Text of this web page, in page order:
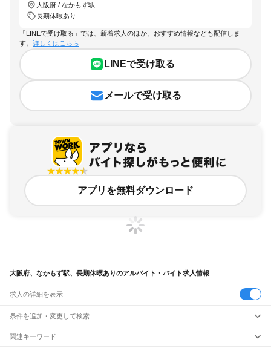
大阪府 / なかもず駅
長期休暇あり
「LINEで受け取る」では、新着求人のほか、おすすめ情報なども配信しま
す。 詳しくはこちら
LINEで受け取る
メールで受け取る
アプリを無料ダウンロード
大阪府、なかもず駅、長期休暇ありのアルバイト・バイト求人情報
求人の詳細を表示
条件を追加・変更して検索
市区町村を追加・変更
関連キーワード